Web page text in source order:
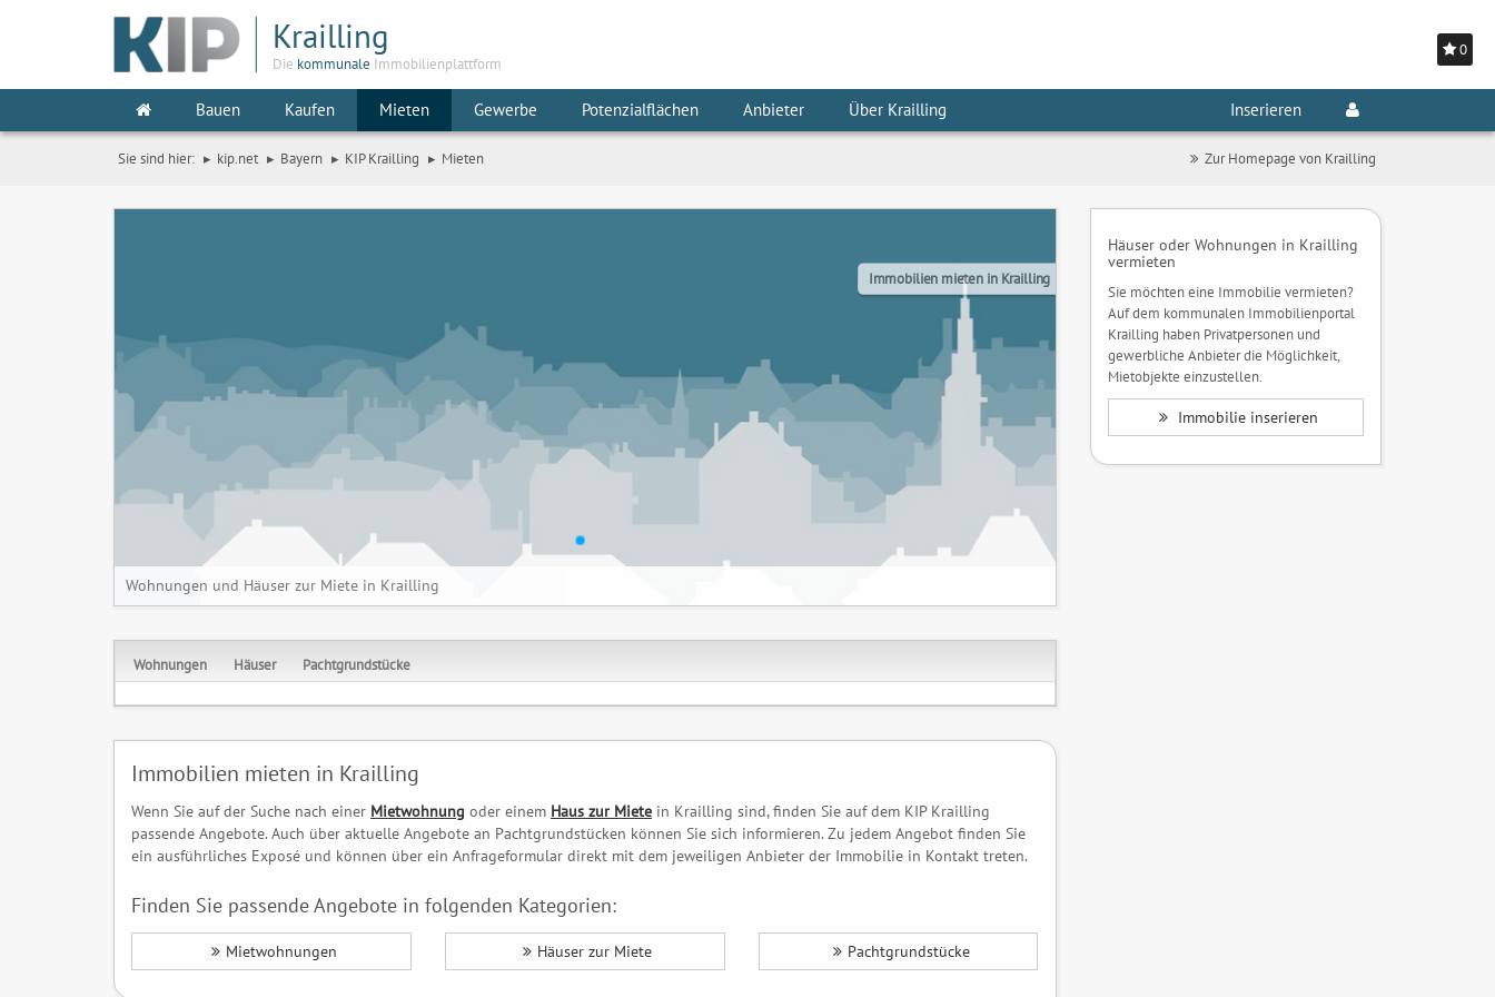
0
Krailling
Die kommunale Immobilienplattform
Bauen Kaufen Mieten Gewerbe Potenzialflächen Anbieter Über Krailling Inserieren
Sie sind hier: kip.net Bayern KIP Krailling Mieten Zur Homepage von Krailling
Immobilien mieten in Krailling
Wohnungen und Häuser zur Miete in Krailling
Wohnungen Häuser Pachtgrundstücke
Immobilien mieten in Krailling
Wenn Sie auf der Suche nach einer Mietwohnung oder einem Haus zur Miete in Krailling sind, finden Sie auf dem KIP Krailling
passende Angebote. Auch über aktuelle Angebote an Pachtgrundstücken können Sie sich informieren. Zu jedem Angebot finden Sie
ein ausführliches Exposé und können über ein Anfrageformular direkt mit dem jeweiligen Anbieter der Immobilie in Kontakt treten.
Finden Sie passende Angebote in folgenden Kategorien:
Mietwohnungen Häuser zur Miete Pachtgrundstücke
Häuser oder Wohnungen in Krailling
vermieten
Sie möchten eine Immobilie vermieten?
Auf dem kommunalen Immobilienportal
Krailling haben Privatpersonen und
gewerbliche Anbieter die Möglichkeit,
Mietobjekte einzustellen.
Immobilie inserieren